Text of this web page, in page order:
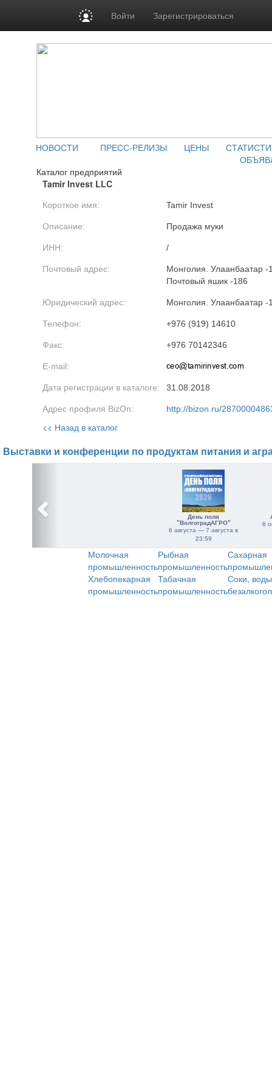
Войти Зарегистрироваться
НОВОСТИ ПРЕСС-РЕЛИЗЫ ЦЕНЫ
Каталог предприятий
Tamir Invest LLC
Короткое имя: Tamir Invest
Описание: Продажа муки
ИНН: /
Почтовый адрес:
Монголия. Улаанбаатар
Почтовый яшик -186
Юридический адрес: Монголия. Улаанбаатар
Телефон: +976 (919) 14610
Факс: +976 70142346
E-mail:
Дата регистрации в каталоге: 31.08.2018
Адрес профиля BizOn: http://bizon.ru/
<< Назад в каталог
Выставки и конференции по продуктам питания и
День поля
"ВолгоградАГРО"
6 августа — 7 августа в
23:59
6
Молочная
промышленность
Рыбная
промышленность
Сахарная
Хлебопекарная
промышленность
Табачная
промышленность
Соки,